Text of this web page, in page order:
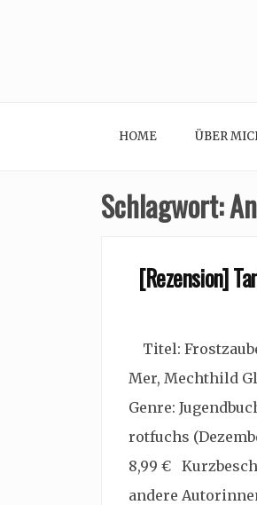
HOME ÜBER
Schlagwort:
[Rezension]
Titel:
Mer, Mechthild
Genre:
rotfuchs
8,99 €
andere